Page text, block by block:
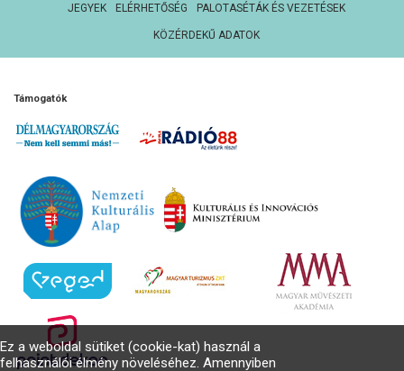
JEGYEK ELÉRHETŐSÉG PALOTASÉTÁK ÉS VEZETÉSEK
KÖZÉRDEKŰ ADATOK
Támogatók
Ez a weboldal sütiket (cookie-kat) használ a
felhasználói élmény növeléséhez. Amennyiben